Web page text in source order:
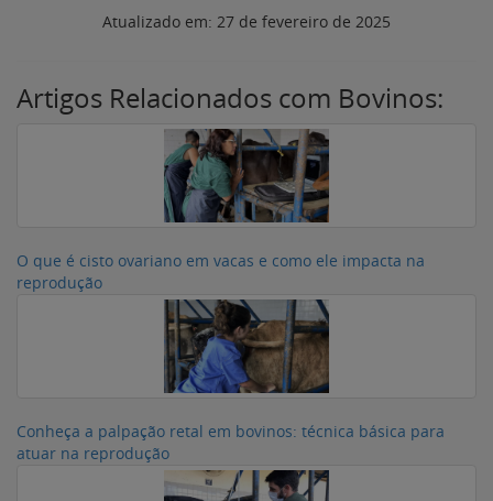
Atualizado em: 27 de fevereiro de 2025
Artigos Relacionados com Bovinos:
O que é cisto ovariano em vacas e como ele impacta na
reprodução
Conheça a palpação retal em bovinos: técnica básica para
atuar na reprodução